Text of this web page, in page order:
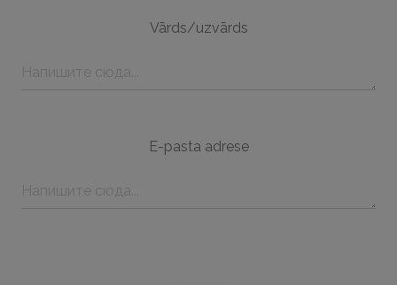
Vārds/uzvārds
E-pasta adrese